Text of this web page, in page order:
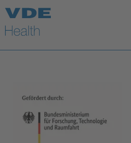
Top Themen
Fokusthemen
Health